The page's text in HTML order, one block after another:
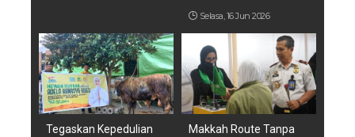
Selasa, 16 Jun 2026
Tegaskan Kepedulian
Makkah Route Tanpa